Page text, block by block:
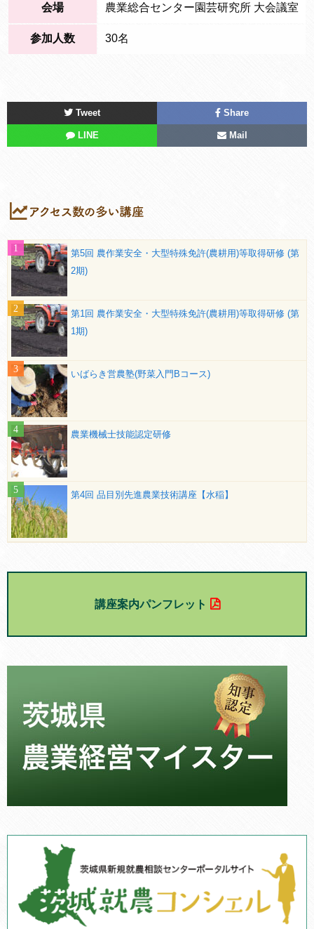
会場 農業総合センター園芸研究所 大会議室
参加人数 30名
Tweet Share
LINE Mail
第5回 農作業安全・大型特殊免許(農耕用)等取得研修 (第
2期)
第1回 農作業安全・大型特殊免許(農耕用)等取得研修 (第
1期)
いばらき営農塾(野菜入門Bコース)
農業機械士技能認定研修
第4回 品目別先進農業技術講座【水稲】
講座案内パンフレット